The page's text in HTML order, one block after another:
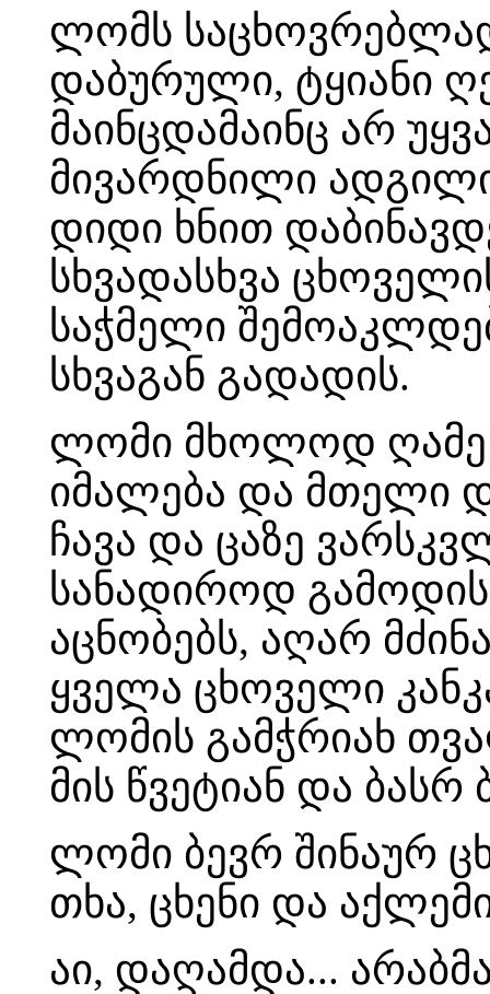
ლომს
დაბურული, ტყიანი
მაინცდამაინც არ
მივარდნილი
დიდი ხნით
სხვადასხვა
საჭმელი
სხვაგან გადადის.
ლომი მხოლოდ ღამე
იმალება და მთელი
ჩავა და ცაზე
სანადიროდ
აცნობებს, აღარ
ყველა ცხოველი
ლომის გამჭრიახ
მის წვეტიან და
ლომი ბევრ შინაურ
თხა, ცხენი და
აი, დაღამდა...